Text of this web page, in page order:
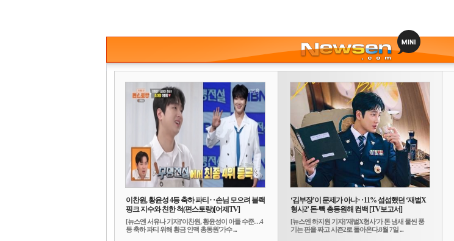
이찬원, 황윤성 4등 축하 파티‥손님 모으려 블랙
핑크 지수와 친한 척(편스토랑)[어제TV]
[뉴스엔 서유나 기자]'이찬원, 황윤성이 아들 수준…4
등 축하 파티 위해 황금 인맥 총동원'가수 ...
‘김부장’이 문제가 아냐‥11% 섭섭했던 ‘재벌X
형사2’ 돈·빽 총동원해 컴백 [TV보고서]
[뉴스엔 하지원 기자]'재벌X형사'가 돈 냄새 물씬 풍
기는 판을 짜고 시즌2로 돌아온다.8월 7일 ...